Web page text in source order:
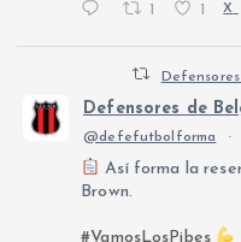
1 1 X
Defensores de
@defefutbolforma ·
Así forma la
Brown.
#VamosLosPibes